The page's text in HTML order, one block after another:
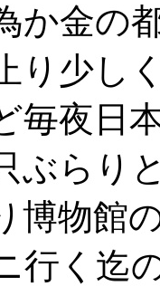
か金の
り少し
毎夜日
ぶらり
博物館
行く迄